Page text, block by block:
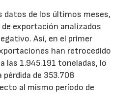
datos de los últimos meses,
exportación analizados
Así, en el primer
han retrocedido
las 1.945.191 toneladas, lo
pérdida de 353.708
al mismo período de